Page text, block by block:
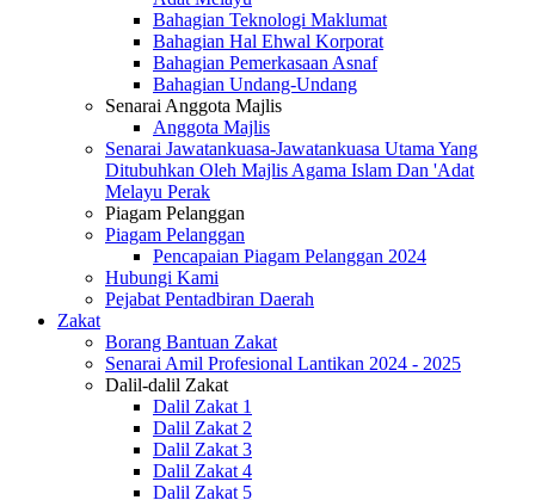
Bahagian Teknologi Maklumat
Bahagian Hal Ehwal Korporat
Bahagian Pemerkasaan Asnaf
Bahagian Undang-Undang
Senarai Anggota Majlis
Anggota Majlis
Senarai Jawatankuasa-Jawatankuasa Utama Yang
Ditubuhkan Oleh Majlis Agama Islam Dan 'Adat
Melayu Perak
Piagam Pelanggan
Piagam Pelanggan
Pencapaian Piagam Pelanggan 2024
Hubungi Kami
Pejabat Pentadbiran Daerah
Zakat
Borang Bantuan Zakat
Senarai Amil Profesional Lantikan 2024 - 2025
Dalil-dalil Zakat
Dalil Zakat 1
Dalil Zakat 2
Dalil Zakat 3
Dalil Zakat 4
Dalil Zakat 5